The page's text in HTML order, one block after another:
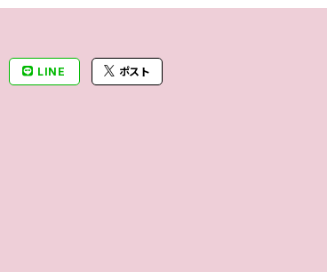
LINE ポスト